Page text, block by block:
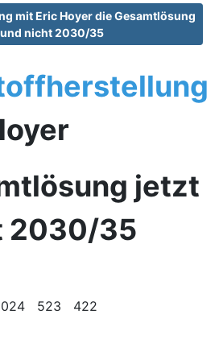
mit Eric Hoyer die Gesamtlösung
nicht 2030/35
jetzt
2030/35
523 422